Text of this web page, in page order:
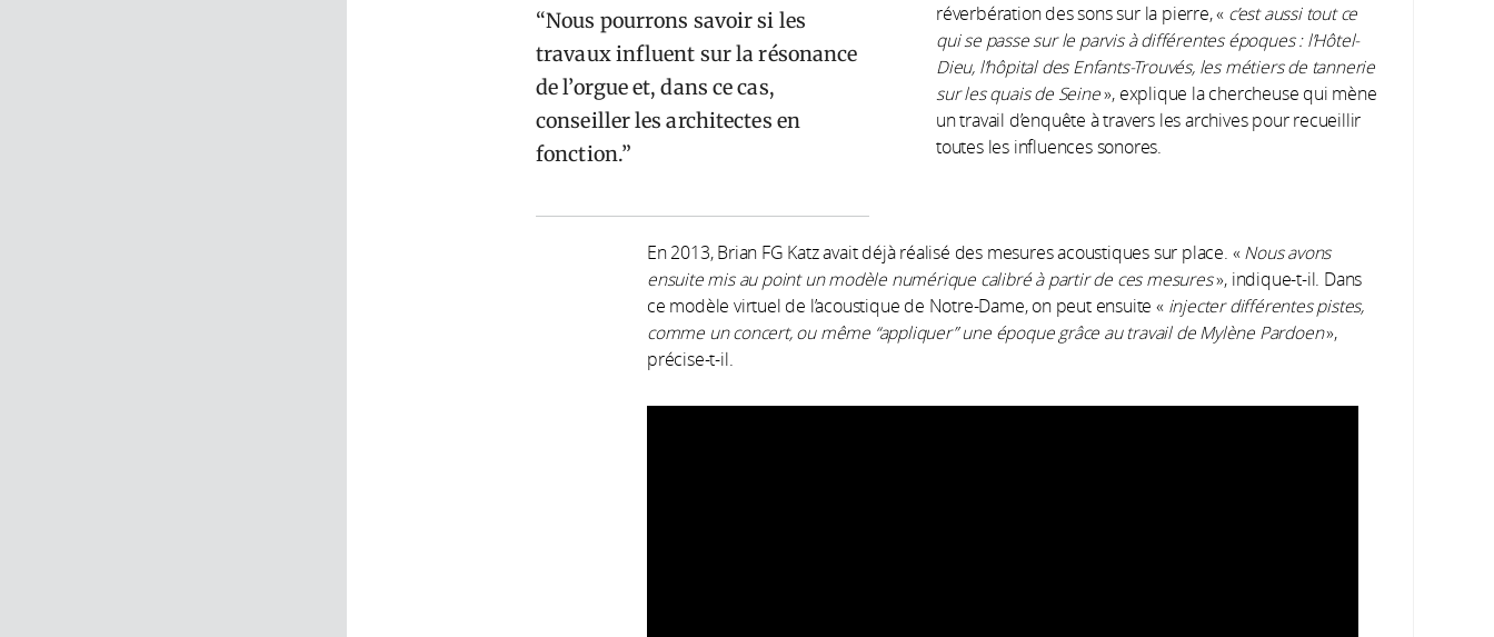
Nous pourrons savoir si les
travaux influent sur la résonance
de l’orgue et, dans ce cas,
conseiller les architectes en
fonction.
réverbération des sons sur la pierre, « c’est aussi tout ce
qui se passe sur le parvis à différentes époques : l’Hôtel-
Dieu, l’hôpital des Enfants-Trouvés, les métiers de tannerie
sur les quais de Seine», explique la chercheuse qui mène
un travail d’enquête à travers les archives pour recueillir
toutes les influences sonores.
En 2013, Brian FG Katz avait déjà réalisé des mesures acoustiques sur place. « Nous avons
ensuite mis au point un modèle numérique calibré à partir de ces mesures», indique-t-il. Dans
ce modèle virtuel de l’acoustique de Notre-Dame, on peut ensuite « injecter différentes pistes,
comme un concert, ou même “appliquer” une époque grâce au travail de Mylène Pardoen»,
précise-t-il.